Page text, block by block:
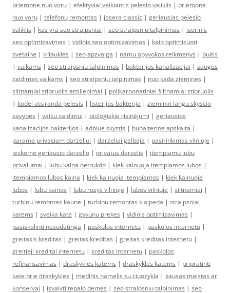
priemone nuo voru | efektyviai veikiantis pelėsio valiklis | priemonė
nuo vorų | telefonų remontas | josera classic | geriausias pelesio
valiklis | kas yra seo straipsniai | seo straipsniu talpinimas | isorinis
seo optimizavimas | vidinis seo optimizavimas | kaip optimizuoti
svetaine | kriaukles | seo apzvalga | namu apyvokos reikmenys | buitis
| vaikams | seo straipsniu talpinimas | bakterijos kanalizacijai | saugus
zaidimas vaikams | seo straipsniu talpinimas | nuo kada ziemines |
siltnamiai stipruolis atsiliepimai | polikarbonatiniai šiltnamiai stipruolis
| kodel atsiranda pelesis | listerijos bakterija | zieminio langu skyscio
savybes | vaiku zaidimui | bioloģiskie risinājumi | geriausios
kanalizacijos bakterijos | adblue skystis | buhalterine apskaita |
parama privaciam darzeliui | darzeliai gelbeja | pasirinkimas vilniuje |
ieskome geriausio darzelio | privatus darzelis | itempiamu lubu
privalumai | lubu kaina netrukdo | kiek kainuoja itempiamos lubos |
itempiamos lubos kaina | kiek kainuoja itempiamos | kiek kainuoja
lubos | lubu kainos | lubu rusys vilniuje | lubos vilniuje | siltnamiai |
turbinu remontas kaune | turbinu remontas klaipeda | straipsniai
katems | sveika kate | gyvunu prekes | vidinis optimizavimas |
pasiskolinti nesudėtinga | paskolos internetu | paskolos internetu |
greitasis kreditas | greitas kreditas | greitas kreditas internetu |
greitieji kreditai internetu | kreditas internetu | paskolos
refinansavimas | draskykles katems | draskykles katems | pripratinti
kate prie draskykles | medinis namelis su ciuozykla | sausas maistas ar
konservai | isvalyti tepalo demes | seo straipsniu talpinimas | seo